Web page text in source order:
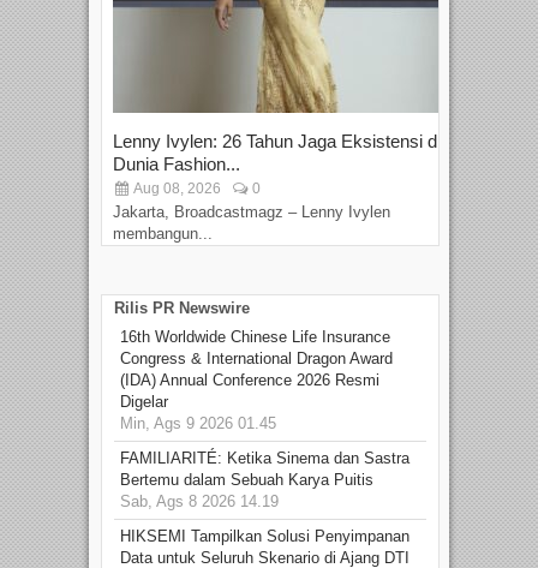
Lenny Ivylen: 26 Tahun Jaga Eksistensi di
Dunia Fashion...
Aug 08, 2026 0
Jakarta, Broadcastmagz – Lenny Ivylen
membangun...
Rilis PR Newswire
16th Worldwide Chinese Life Insurance
Congress & International Dragon Award
(IDA) Annual Conference 2026 Resmi
Digelar
Min, Ags 9 2026 01.45
FAMILIARITÉ: Ketika Sinema dan Sastra
Bertemu dalam Sebuah Karya Puitis
Sab, Ags 8 2026 14.19
HIKSEMI Tampilkan Solusi Penyimpanan
Data untuk Seluruh Skenario di Ajang DTI